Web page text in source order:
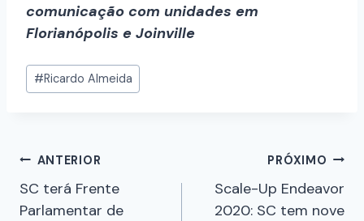
comunicação com unidades em
Florianópolis e Joinville
#Ricardo Almeida
ANTERIOR
SC terá Frente
Parlamentar de
PRÓXIMO
Scale-Up Endeavor
2020: SC tem nove